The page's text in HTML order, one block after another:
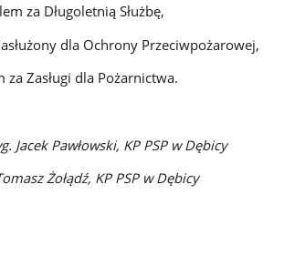
za Długoletnią Służbę,
dla Ochrony Przeciwpożarowej,
za Zasługi dla Pożarnictwa.
Jacek Pawłowski, KP PSP w Dębicy
Żołądź, KP PSP w Dębicy